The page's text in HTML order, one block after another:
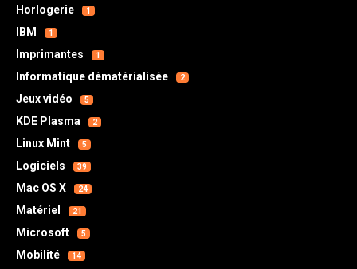
Horlogerie 1
IBM 1
Imprimantes 1
Informatique dématérialisée 2
Jeux vidéo 5
KDE Plasma 2
Linux Mint 5
Logiciels 39
Mac OS X 24
Matériel 21
Microsoft 5
Mobilité 14